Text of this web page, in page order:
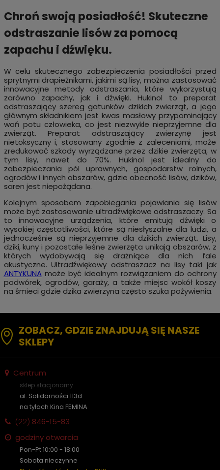
Chroń swoją posiadłość! Skuteczne
odstraszanie lisów za pomocą
zapachu i dźwięku.
W celu skutecznego zabezpieczenia posiadłości przed
sprytnymi drapieżnikami, jakimi są lisy, można zastosować
innowacyjne metody odstraszania, które wykorzystują
zarówno zapachy, jak i dźwięki. Hukinol to preparat
odstraszający szereg gatunków dzikich zwierząt, a jego
głównym składnikiem jest kwas masłowy przypominający
woń potu człowieka, co jest niezwykle nieprzyjemne dla
zwierząt. Preparat odstraszający zwierzynę jest
nietoksyczny i, stosowany zgodnie z zaleceniami, może
zredukować szkody wyrządzane przez dzikie zwierzęta, w
tym lisy, nawet do 70%. Hukinol jest idealny do
zabezpieczania pól uprawnych, gospodarstw rolnych,
ogrodów i innych obszarów, gdzie obecność lisów, dzików,
saren jest niepożądana.
Kolejnym sposobem zapobiegania pojawiania się lisów
może być zastosowanie ultradźwiękowe odstraszaczy. Sa
to innowacyjne urządzenia, które emitują dźwięki o
wysokiej częstotliwości, które są niesłyszalne dla ludzi, a
jednocześnie są nieprzyjemne dla dzikich zwierząt. Lisy,
dziki, kuny i pozostałe leśne zwierzęta unikają obszarów, z
których wydobywają się drażniące dla nich fale
akustyczne. Ultradźwiękowy odstraszacz na lisy taki jak
ANTYKUNAmoże być idealnym rozwiązaniem do ochrony
podwórek, ogrodów, garaży, a także miejsc wokół koszy
na śmieci gdzie dzika zwierzyna często szuka pożywienia.
ZOBACZ, GDZIE ZNAJDUJĄ SIĘ NASZE
SKLEPY
Centrum
sklep stacjonarny
al. Solidarności 113d
na tyłach Kina FEMINA
(22) 846-15-83
godziny otwarcia
Pon-Pt 10:00 - 18:00
Sobota nieczynne